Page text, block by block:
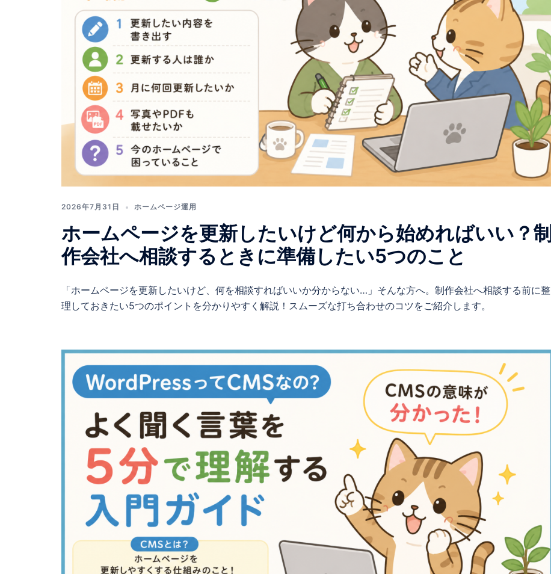
の
ホ
ー
ム
ペ
ー
ジ
制
作
社
｜
WEB
サ
ト
2026年7月31日 ホームページ運用
ホームページを更新したいけど何から始めればいい？制
作会社へ相談するときに準備したい5つのこと
「ホームページを更新したいけど、何を相談すればいいか分からない…」そんな方へ。制作会社へ相談する前に整
理しておきたい5つのポイントを分かりやすく解説！スムーズな打ち合わせのコツをご紹介します。